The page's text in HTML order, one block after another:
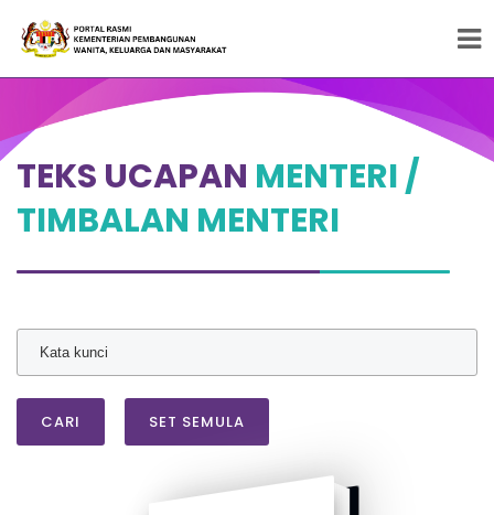
Peneraju Pembangunan Wanita, Keluarga dan
Masyarakat
TEKS UCAPAN MENTERI /
TIMBALAN MENTERI
CARI SET SEMULA